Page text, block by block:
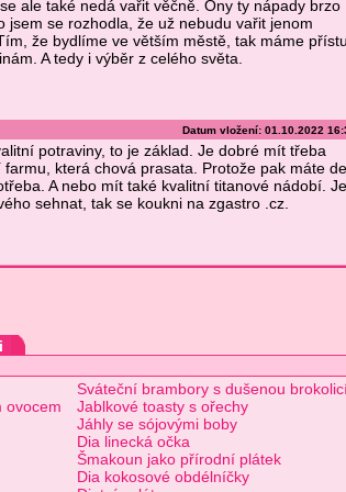
ale také nedá vařit věčně. Ony ty nápady brzo
jsem se rozhodla, že už nebudu vařit jenom
že bydlíme ve větším městě, tak máme
A tedy i výběr z celého světa.
Datum vložení: 01.10.2022
potraviny, to je základ. Je dobré mít třeba
která chová prasata. Protože pak máte
A nebo mít také kvalitní titanové nádobí.
sehnat, tak se koukni na zgastro .cz.
ovocem
Sváteční brambory s dušenou
Jablkové toasty s ořechy
Jáhly se sójovými boby
Dia linecká očka
Šmakoun jako přírodní plátek
Dia kokosové obdélníčky